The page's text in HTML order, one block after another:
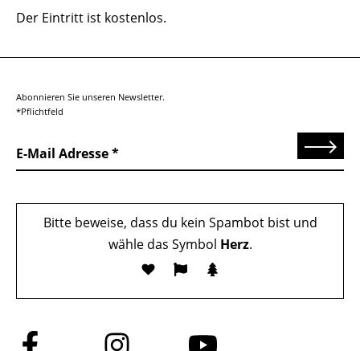
Der Eintritt ist kostenlos.
Abonnieren Sie unseren Newsletter.
*Pflichtfeld
E-Mail Adresse Senden
Bitte beweise, dass du kein Spambot bist und
wähle das Symbol Herz.
Folge
Folge
Folge